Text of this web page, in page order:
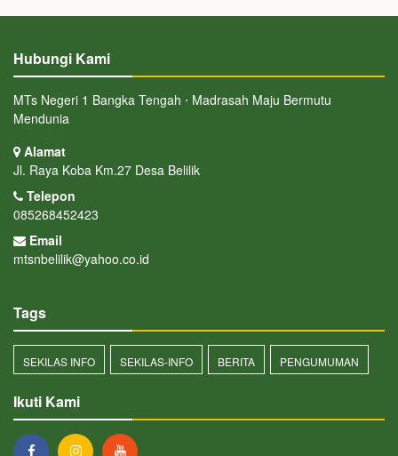
Hubungi Kami
MTs Negeri 1 Bangka Tengah ⋅ Madrasah Maju Bermutu
Mendunia
Alamat
Jl. Raya Koba Km.27 Desa Belilik
Telepon
085268452423
Email
mtsnbelilik@yahoo.co.id
Tags
SEKILAS INFO SEKILAS-INFO BERITA PENGUMUMAN
Ikuti Kami